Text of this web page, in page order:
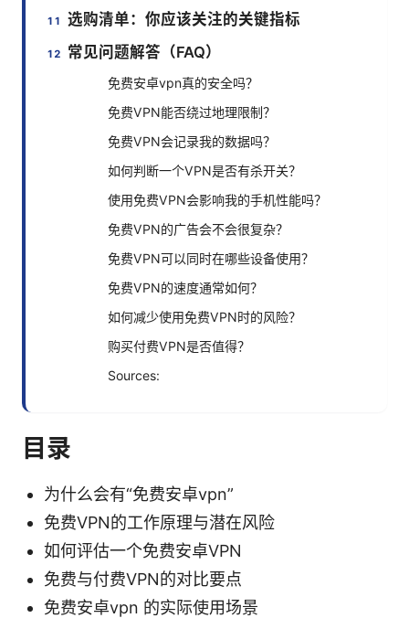
选购清单：你应该关注的关键指标
常见问题解答（FAQ）
免费安卓vpn真的安全吗？
免费VPN能否绕过地理限制？
免费VPN会记录我的数据吗？
如何判断一个VPN是否有杀开关？
使用免费VPN会影响我的手机性能吗？
免费VPN的广告会不会很复杂？
免费VPN可以同时在哪些设备使用？
免费VPN的速度通常如何？
如何减少使用免费VPN时的风险？
购买付费VPN是否值得？
Sources:
目录
为什么会有“免费安卓vpn”
免费VPN的工作原理与潜在风险
如何评估一个免费安卓VPN
免费与付费VPN的对比要点
免费安卓vpn 的实际使用场景